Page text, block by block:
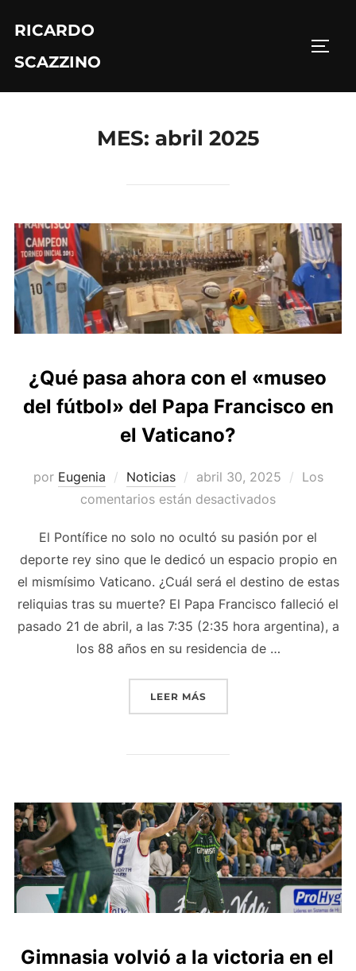
contenido
RICARDO
SCAZZINO
MES: abril 2025
¿Qué pasa ahora con el «museo
del fútbol» del Papa Francisco en
el Vaticano?
por Eugenia Noticias
Publicado
el
abril 30, 2025
Los
comentarios están desactivados
El Pontífice no solo no ocultó su pasión por el
deporte rey sino que le dedicó un espacio propio en
el mismísimo Vaticano. ¿Cuál será el destino de estas
reliquias tras su muerte? El Papa Francisco falleció el
pasado 21 de abril, a las 7:35 (2:35 hora argentina), a
los 88 años en su residencia de …
LEER MÁS«¿QUÉ PASA AHORA CON
Gimnasia volvió a la victoria en el